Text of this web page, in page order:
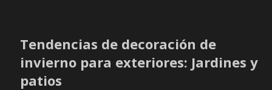
Tendencias de decoración de
invierno para exteriores: Jardines y
patios